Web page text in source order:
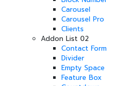
Carousel
Carousel Pro
Clients
Addon List 02
Contact Form
Divider
Empty Space
Feature Box